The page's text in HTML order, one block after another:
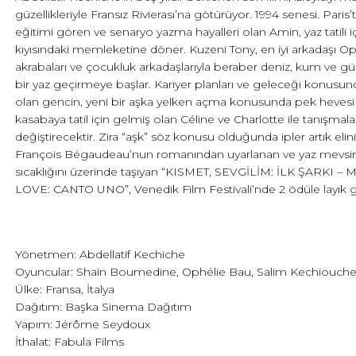
güzellikleriyle Fransız Rivierası’na götürüyor. 1994 senesi.
eğitimi gören ve senaryo yazma hayalleri olan Amin, yaz tatili
kıyısındaki memleketine döner. Kuzeni Tony, en iyi arkadaşı
akrabaları ve çocukluk arkadaşlarıyla beraber deniz, kum ve
bir yaz geçirmeye başlar. Kariyer planları ve geleceği
olan gencin, yeni bir aşka yelken açma konusunda pek
kasabaya tatil için gelmiş olan Céline ve Charlotte ile
değiştirecektir. Zira “aşk” söz konusu olduğunda ipler artık
François Bégaudeau’nun romanından uyarlanan ve yaz
sıcaklığını üzerinde taşıyan “KISMET, SEVGİLİM: İLK ŞARKI –
LOVE: CANTO UNO”, Venedik Film Festivali’nde 2 ödüle layık
Yönetmen: Abdellatif Kechiche
Oyuncular: Shaïn Boumedine, Ophélie Bau, Salim Kechiouche
Ülke: Fransa, İtalya
Dağıtım: Başka Sinema Dağıtım
Yapım: Jérôme Seydoux
İthalat: Fabula Films